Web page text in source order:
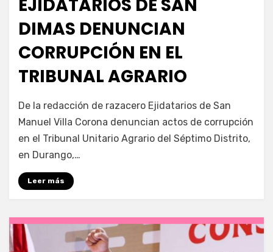
EJIDATARIOS DE SAN
DIMAS DENUNCIAN
CORRUPCIÓN EN EL
TRIBUNAL AGRARIO
por Fernando Miranda Servín
De la redacción de razacero Ejidatarios de San
Manuel Villa Corona denuncian actos de corrupción
en el Tribunal Unitario Agrario del Séptimo Distrito,
en Durango,…
Leer más